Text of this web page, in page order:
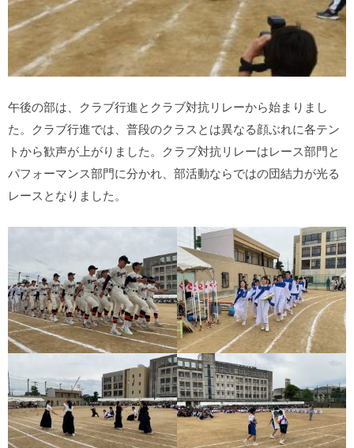
午後の部は、クラブ行進とクラブ対抗リレーから始まりまし
た。クラブ行進では、普段のクラスとは異なる顔ぶれに各テン
トから歓声が上がりました。クラブ対抗リレーはレース部門と
パフォーマンス部門に分かれ、部活動ならではの団結力が光る
レースとなりました。